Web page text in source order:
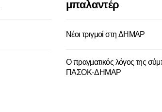
μπαλαντέρ
Νέοι τριγμοί στη ΔΗΜΑΡ
Ο πραγματικός λόγος της
ΠΑΣΟΚ-ΔΗΜΑΡ